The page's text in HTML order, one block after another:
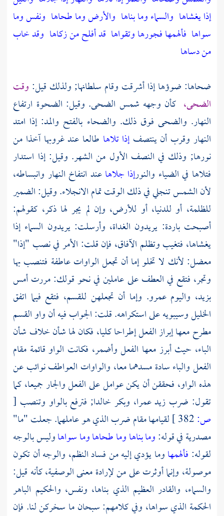
إذا يغشاها والسماء وما بناها والأرض وما طحاها ونفس وما
سواها فألهمها فجورها وتقواها قد أفلح من زكاها وقد خاب
من دساها
ضحاها: ضوؤها إذا أشرقت وقام سلطانها; ولذلك قيل: وقت
الضحى، كأن وجهه شمس الضحى. وقيل: الضحوة ارتفاع
النهار. والضحى فوق ذلك. والضحاء بالفتح والمد: إذا امتد
النهار وقرب أن ينتصفإذا تلاها طالعا عند غروبها آخذا من
نورها; وذلك في النصف الأول من الشهر. وقيل: إذا استدار
فتلاها في الضياء والنورإذا جلاهاعند انتفاخ النهار وانبساطه،
لأن الشمس تنجلي في ذلك الوقت تمام الانجلاء. وقيل: الضمير
للظلمة، أو للدنيا، أو للأرض، وإن لم يجر لها ذكر، كقولهم:
أصبحت باردة: يريدون الغداة، وأرسلت: يريدون السماء إذا
يغشاها، فتغيب وتظلم الآفاق، فإن قلت: الأمر في نصب "إذا"
معضل: لأنك لا تخلو إما أن تجعل الواوات عاطفة فتنصب بها
وتجر، فتقع في العطف على عاملين في نحو قولك: مررت أمس
بزيد، واليوم عمرو. وإما أن تجعلهن للقسم، فتقع فيما اتفق
الخليل وسيبويه على استكراهه. قلت: الجواب فيه أن واو القسم
مطرح معها إبراز الفعل إطراحا كليا، فكان لها شأن خلاف شأن
الباء، حيث أبرز معها الفعل وأضمر، فكانت الواو قائمة مقام
الفعل والباء سادة مسدهما معا، والواوات العواطف نوائب عن
هذه الواو، فحققن أن يكن عوامل على الفعل والجار جميعا، كما
تقول: ضرب زيد عمرا، وبكر خالدا; فترفع بالواو وتنصب [
ص:
لقيامها مقام ضرب الذي هو عاملهما. جعلت "ما"
مصدرية في قوله:وما بناهاوما طحاهاوما سواهاوليس بالوجه
لقوله: فألهمهاوما يؤدي إليه من فساد النظم، والوجه أن تكون
موصولة، وإنما أوثرت على من لإرادة معنى الوصفية، كأنه قيل:
والسماء، والقادر العظيم الذي بناها، ونفس، والحكيم الباهر
الحكمة الذي سواها، وفي كلامهم: سبحان ما سخركن لنا. فإن